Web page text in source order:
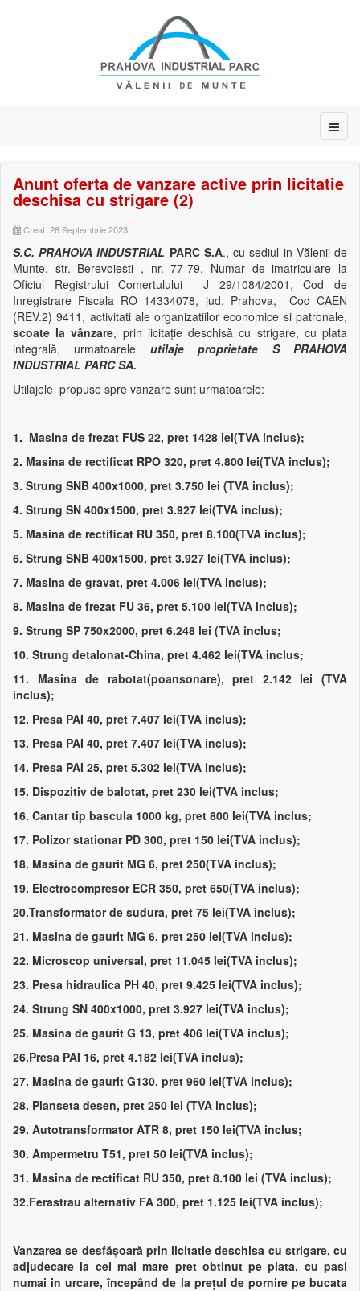
Anunt oferta de vanzare active prin licitatie
deschisa cu strigare (2)
Creat: 26 Septembrie 2023
S.C. PRAHOVA INDUSTRIAL PARC S.A., cu sediul in Vălenii de
Munte, str. Berevoieşti , nr. 77-79, Numar de imatriculare la
Oficiul Registrului Comertulului J 29/1084/2001, Cod de
Inregistrare Fiscala RO 14334078, jud. Prahova, Cod CAEN
(REV.2) 9411, activitati ale organizatiilor economice si patronale,
scoate la vânzare, prin licitaţie deschisă cu strigare, cu plata
integrală, urmatoarele utilaje proprietate S PRAHOVA
INDUSTRIAL PARC SA.
Utilajele propuse spre vanzare sunt urmatoarele:
1. Masina de frezat FUS 22, pret 1428 lei(TVA inclus);
2. Masina de rectificat RPO 320, pret 4.800 lei(TVA inclus);
3. Strung SNB 400x1000, pret 3.750 lei (TVA inclus);
4. Strung SN 400x1500, pret 3.927 lei(TVA inclus);
5. Masina de rectificat RU 350, pret 8.100(TVA inclus);
6. Strung SNB 400x1500, pret 3.927 lei(TVA inclus);
7. Masina de gravat, pret 4.006 lei(TVA inclus);
8. Masina de frezat FU 36, pret 5.100 lei(TVA inclus);
9. Strung SP 750x2000, pret 6.248 lei (TVA inclus;
10. Strung detalonat-China, pret 4.462 lei(TVA inclus;
11. Masina de rabotat(poansonare), pret 2.142 lei (TVA
inclus);
12. Presa PAI 40, pret 7.407 lei(TVA inclus);
13. Presa PAI 40, pret 7.407 lei(TVA inclus);
14. Presa PAI 25, pret 5.302 lei(TVA inclus);
15. Dispozitiv de balotat, pret 230 lei(TVA inclus;
16. Cantar tip bascula 1000 kg, pret 800 lei(TVA inclus;
17. Polizor stationar PD 300, pret 150 lei(TVA inclus);
18. Masina de gaurit MG 6, pret 250(TVA inclus);
19. Electrocompresor ECR 350, pret 650(TVA inclus);
20.Transformator de sudura, pret 75 lei(TVA inclus);
21. Masina de gaurit MG 6, pret 250 lei(TVA inclus);
22. Microscop universal, pret 11.045 lei(TVA inclus);
23. Presa hidraulica PH 40, pret 9.425 lei(TVA inclus);
24. Strung SN 400x1000, pret 3.927 lei(TVA inclus);
25. Masina de gaurit G 13, pret 406 lei(TVA inclus);
26.Presa PAI 16, pret 4.182 lei(TVA inclus);
27. Masina de gaurit G130, pret 960 lei(TVA inclus);
28. Planseta desen, pret 250 lei (TVA inclus);
29. Autotransformator ATR 8, pret 150 lei(TVA inclus;
30. Ampermetru T51, pret 50 lei(TVA inclus);
31. Masina de rectificat RU 350, pret 8.100 lei (TVA inclus);
32.Ferastrau alternativ FA 300, pret 1.125 lei(TVA inclus);
Vanzarease desfăşoară prin licitatie deschisa cu strigare, cu
adjudecare la cel mai mare pret obtinut pe piata, cu pasi
numai in urcare, începând de la preţul de pornire pe bucata